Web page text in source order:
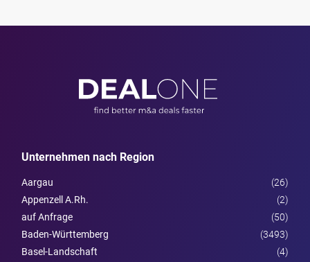
Unternehmen nach Region
Aargau
(26)
Appenzell A.Rh.
(2)
auf Anfrage
(50)
Baden-Württemberg
(3493)
Basel-Landschaft
(4)